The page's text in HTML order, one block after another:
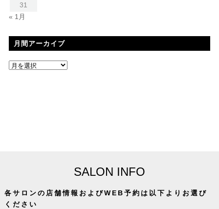
31
« 1月
月間アーカイブ
SALON INFO
各サロンの店舗情報およびWEB予約は以下よりお選び
ください